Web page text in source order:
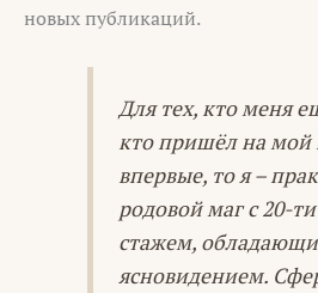
новых публикаций.
Для тех, кто меня
кто пришёл на мой
впервые, то я –
родовой маг с 20-
стажем,
ясновидением.